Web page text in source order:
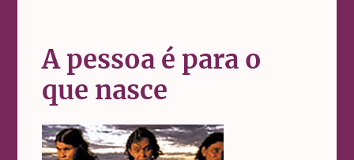
A pessoa é para o
que nasce